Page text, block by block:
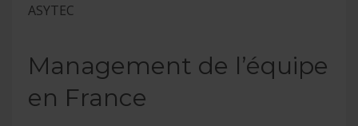
ASYTEC
Management de l’équipe
en France